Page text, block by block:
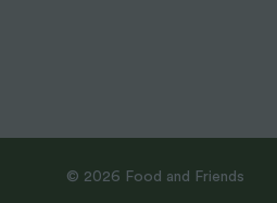
© 2026 Food and Friends